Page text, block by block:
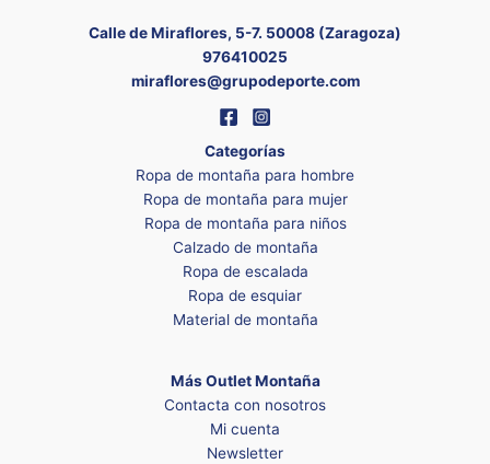
Calle de Miraflores, 5-7. 50008 (Zaragoza)
976410025
miraflores@grupodeporte.com
Categorías
Ropa de montaña para hombre
Ropa de montaña para mujer
Ropa de montaña para niños
Calzado de montaña
Ropa de escalada
Ropa de esquiar
Material de montaña
Más Outlet Montaña
Contacta con nosotros
Mi cuenta
Newsletter